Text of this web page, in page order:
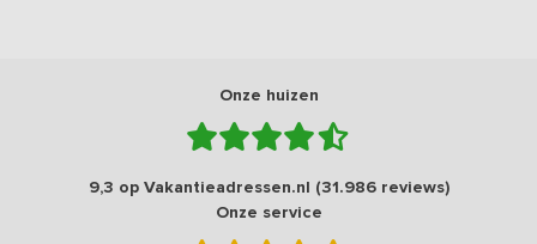
Onze huizen
9,3 op Vakantieadressen.nl (31.986 reviews)
Onze service